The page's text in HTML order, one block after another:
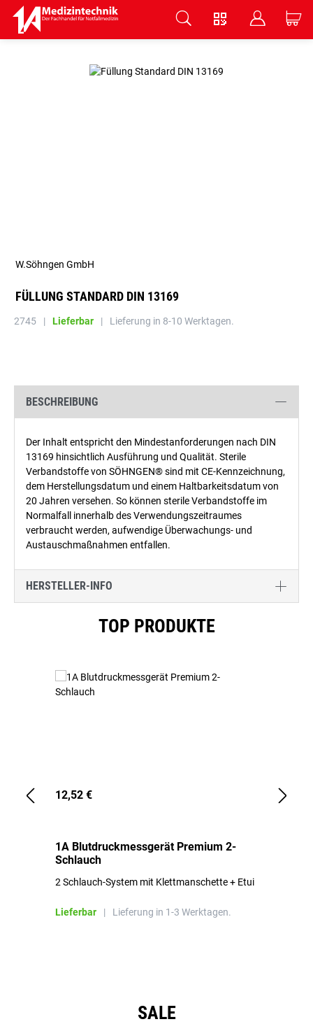
V B C
FÜLLUNG STANDARD DIN 13169
W.Söhngen GmbH
2745 | Lieferbar | Lieferung in 8-10 Werktagen.
BESCHREIBUNG
Der Inhalt entspricht den Mindestanforderungen nach DIN
13169 hinsichtlich Ausführung und Qualität. Sterile
Verbandstoffe von SÖHNGEN® sind mit CE-Kennzeichnung,
dem Herstellungsdatum und einem Haltbarkeitsdatum von
20 Jahren versehen. So können sterile Verbandstoffe im
Normalfall innerhalb des Verwendungszeitraumes
verbraucht werden, aufwendige Überwachungs- und
Austauschmaßnahmen entfallen.
HERSTELLER-INFO
TOP PRODUKTE
12,52 €
1A Blutdruckmessgerät Premium 2-
Schlauch
2 Schlauch-System mit Klettmanschette + Etui
Lieferbar | Lieferung in 1-3 Werktagen.
SALE